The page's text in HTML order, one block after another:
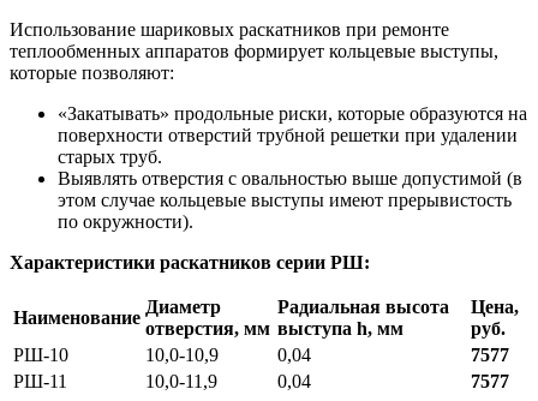
Использование шариковых раскатников при ремонте
теплообменных аппаратов формирует кольцевые выступы,
которые позволяют:
«Закатывать» продольные риски, которые образуются на
поверхности отверстий трубной решетки при удалении
старых труб.
Выявлять отверстия c овальностью выше допустимой (в
этом случае кольцевые выступы имеют прерывистость
по окружности).
Характеристики раскатников серии РШ:
Наименование
Диаметр
отверстия, мм
Радиальная высота
выступа h, мм
Цена,
руб.
РШ-10
10,0-10,9 0,04
7577
РШ-11
10,0-11,9 0,04 7577